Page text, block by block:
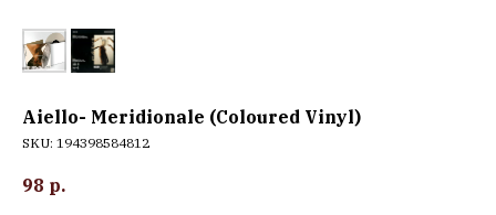
Aiello- Meridionale (Coloured Vinyl)
SKU: 194398584812
98 р.